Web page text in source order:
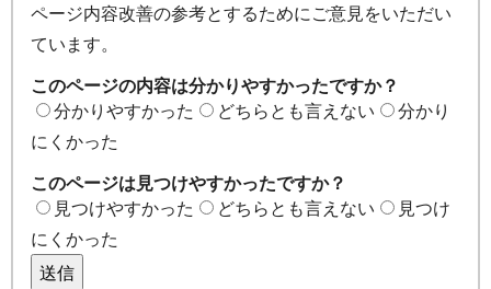
ページ内容改善の参考とするためにご意見をいただい
ています。
このページの内容は分かりやすかったですか？
分かりやすかった
どちらとも言えない
分かり
にくかった
このページは見つけやすかったですか？
見つけやすかった
どちらとも言えない
見つけ
にくかった
送信